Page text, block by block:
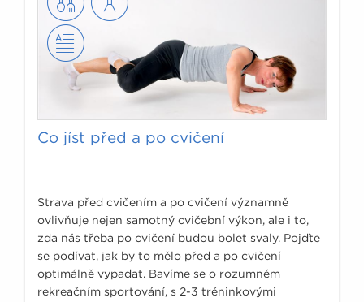
Co jíst před a po cvičení
Strava před cvičením a po cvičení významně
ovlivňuje nejen samotný cvičební výkon, ale i to,
zda nás třeba po cvičení budou bolet svaly. Pojďte
se podívat, jak by to mělo před a po cvičení
optimálně vypadat. Bavíme se o rozumném
rekreačním sportování, s 2-3 tréninkovými